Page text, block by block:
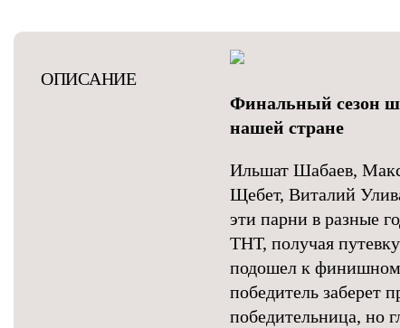
ОПИСАНИЕ
Финальный сезон
нашей стране
Ильшат Шабаев,
Щебет, Виталий
эти парни в разные
ТНТ, получая
подошел к
победитель заберет
победительница, но